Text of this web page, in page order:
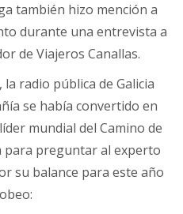
también hizo mención a
durante una entrevista a
de Viajeros Canallas.
radio pública de Galicia
se había convertido en
mundial del Camino de
para preguntar al experto
su balance para este año